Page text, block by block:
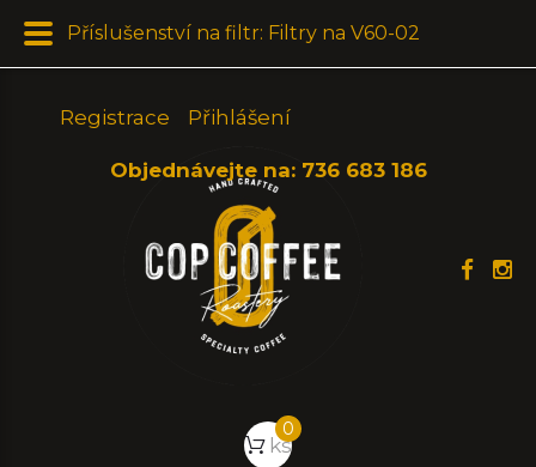
Registrace Přihlášení
Objednávejte na: 736 683 186
0
ks
Příslušenství na filtr: Filtry na V60-02